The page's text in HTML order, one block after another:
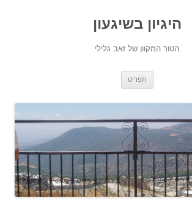
היגיון בשיגעון
הטור המקוון של זאב גלילי
תפריט